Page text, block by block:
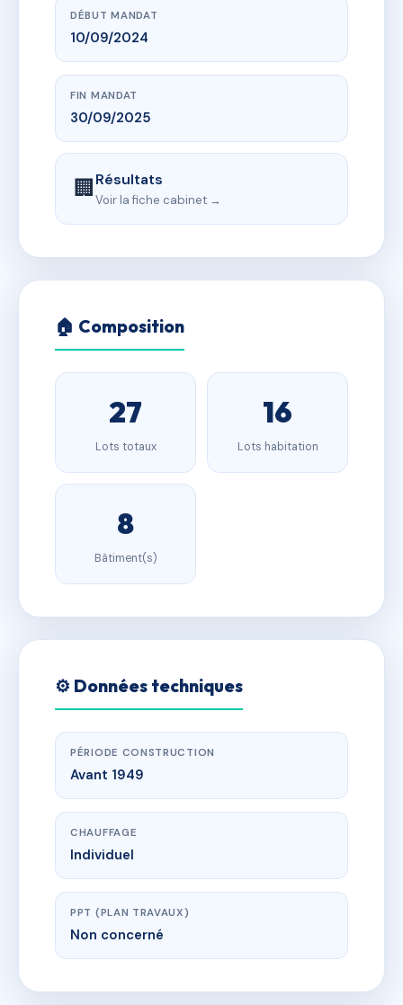
DÉBUT MANDAT
10/09/2024
FIN MANDAT
30/09/2025
🏢Résultats
Voir la fiche cabinet →
🏠 Composition
27
Lots totaux
16
Lots habitation
8
Bâtiment(s)
⚙️ Données techniques
PÉRIODE CONSTRUCTION
Avant 1949
CHAUFFAGE
Individuel
PPT (PLAN TRAVAUX)
Non concerné